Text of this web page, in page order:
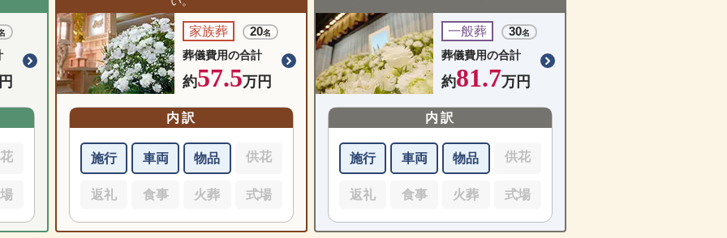
家族葬 20名
葬儀費用の合計
約57.5万円
内訳
施行 車両 物品 供花
返礼 食事 火葬 式場
一般葬 30名
葬儀費用の合計
約81.7万円
内訳
施行 車両 物品 供花
返礼 食事 火葬 式場